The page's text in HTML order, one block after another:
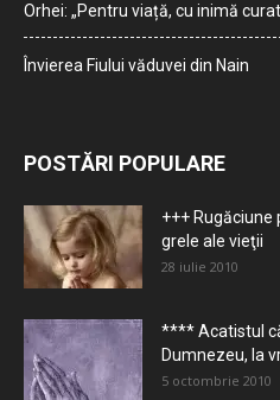
Orhei: „Pentru viață, cu inimă
Învierea Fiului văduvei din Nain
POSTĂRI POPULARE
+++
grele ale vieţii
28 iulie 2010
**** Acatistul
Dumnezeu, la
5 octombrie 2010